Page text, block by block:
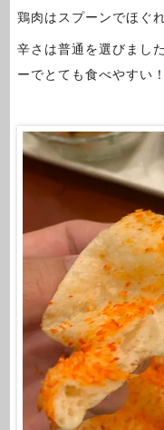
鶏肉はスプーンでほぐ
辛さは普通を選びまし
ーでとても食べやすい！